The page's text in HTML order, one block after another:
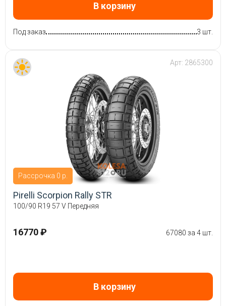
В корзину
Под заказ 3 шт.
Рассрочка 0 р.
Арт: 2865300
Pirelli Scorpion Rally STR
100/90 R19 57 V Передняя
16770 ₽ 67080 за 4 шт.
В корзину